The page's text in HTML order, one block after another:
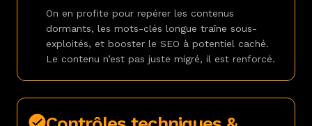
On en profite pour repérer les contenus
dormants, les mots-clés longue traîne sous-
exploités, et booster le SEO à potentiel caché.
Le contenu n’est pas juste migré, il est renforcé.